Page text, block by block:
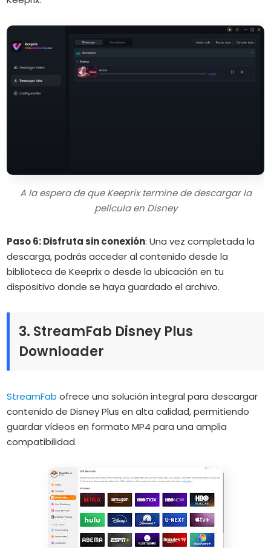
A la espera de que Keeprix termine de descargar la
película en Disney
Paso 6: Disfruta sin conexión:Una vez completada la
descarga, podrás acceder al contenido desde la
biblioteca de Keeprix o desde la ubicación en tu
dispositivo donde se haya guardado el archivo.
3. StreamFab Disney Plus
Downloader
StreamFab ofrece una solución integral para descargar
contenido de Disney Plus en alta calidad, permitiendo
guardar vídeos en formato MP4 para una amplia
compatibilidad.